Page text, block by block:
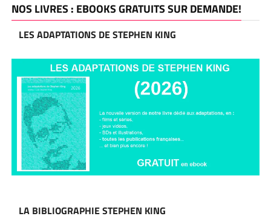
NOS LIVRES : EBOOKS GRATUITS SUR DEMANDE!
LES ADAPTATIONS DE STEPHEN KING
LA BIBLIOGRAPHIE STEPHEN KING